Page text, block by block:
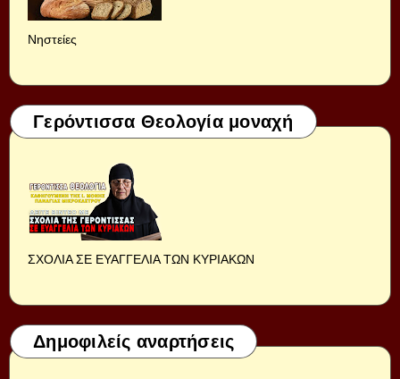
Νηστείες
Γερόντισσα Θεολογία μοναχή
ΣΧΟΛΙΑ ΣΕ ΕΥΑΓΓΕΛΙΑ ΤΩΝ ΚΥΡΙΑΚΩΝ
Δημοφιλείς αναρτήσεις